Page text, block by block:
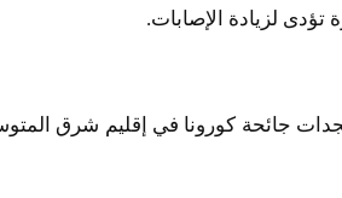
لزيادة الإصابات.
جائحة كورونا في إقليم شرق